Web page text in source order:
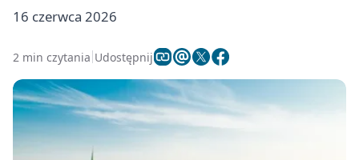
16 czerwca 2026
2 min czytania Udostępnij